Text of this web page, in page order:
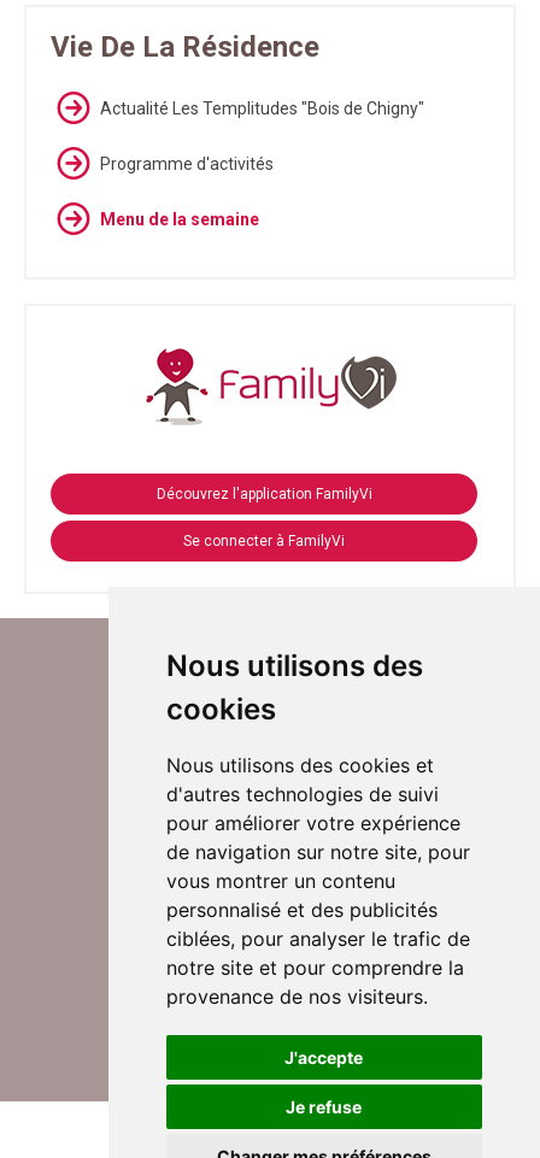
Nous utilisons des
cookies
Nous utilisons des cookies et
d'autres technologies de suivi
pour améliorer votre expérience
de navigation sur notre site, pour
vous montrer un contenu
personnalisé et des publicités
ciblées, pour analyser le trafic de
notre site et pour comprendre la
provenance de nos visiteurs.
J'accepte
Je refuse
Vie De La Résidence
Actualité Les Templitudes "Bois de Chigny"
Programme d'activités
Menu de la semaine
Découvrez l'application FamilyVi
Se connecter à FamilyVi
Suivez-nous sur Twitter
Rejoignez nos équipes
Nous contacter
© DomusVi 2026